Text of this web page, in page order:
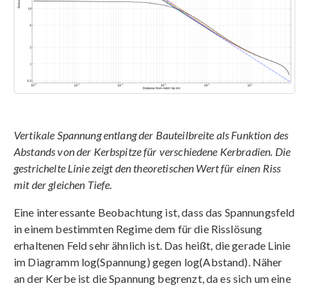
Vertikale Spannung entlang der Bauteilbreite als Funktion des
Abstands von der Kerbspitze für verschiedene Kerbradien. Die
gestrichelte Linie zeigt den theoretischen Wert für einen Riss
mit der gleichen Tiefe.
Eine interessante Beobachtung ist, dass das Spannungsfeld
in einem bestimmten Regime dem für die Risslösung
erhaltenen Feld sehr ähnlich ist. Das heißt, die gerade Linie
im Diagramm log(Spannung) gegen log(Abstand). Näher
an der Kerbe ist die Spannung begrenzt, da es sich um eine